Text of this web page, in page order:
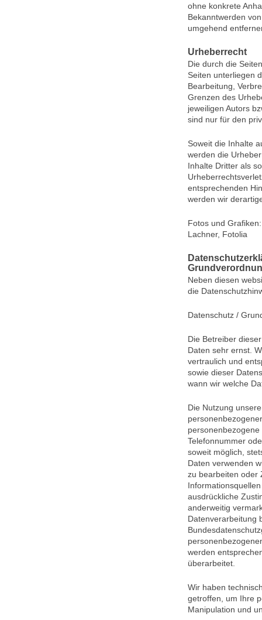
ohne konkrete
Bekanntwerden
umgehend
Urheberrecht
Die durch die
Seiten unterliegen
Bearbeitung,
Grenzen des
jeweiligen Autors
sind nur für den
Soweit die Inhalte
werden die
Inhalte Dritter als
entsprechenden
werden wir
Fotos und
Lachner, Fotolia
Neben diesen
die
Datenschutz /
Die Betreiber
Daten sehr ernst.
vertraulich und
sowie dieser
wann wir welche
Die Nutzung
Telefonnummer
soweit möglich,
Daten verwenden
zu bearbeiten oder
ausdrückliche
anderweitig
Datenverarbeitung
werden
überarbeitet.
Wir haben
getroffen, um Ihre
Manipulation und